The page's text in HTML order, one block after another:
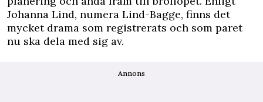
Johanna Lind, numera Lind-Bagge, finns det
mycket drama som registrerats och som paret
nu ska dela med sig av.
Annons